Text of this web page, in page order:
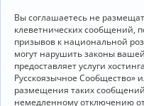
Вы соглашаетесь не
клеветнических сообщений,
призывов к национальной
могут нарушить законы
предоставляет услуги
Русскоязычное Сообщество»
размещения таких
немедленному отключению